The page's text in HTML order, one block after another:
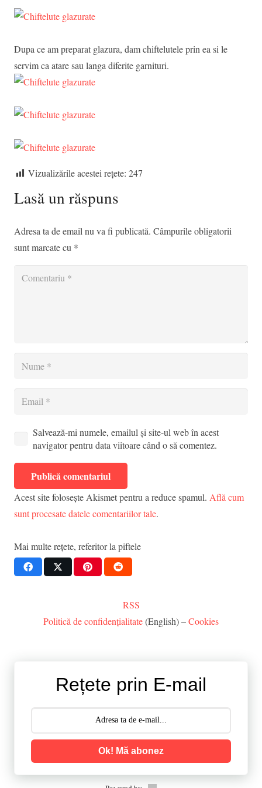
Dupa ce am preparat glazura, dam chiftelutele prin ea si le
servim ca atare sau langa diferite garnituri.
Vizualizările acestei rețete: 247
Lasă un răspuns
Adresa ta de email nu va fi publicată. Câmpurile obligatorii
sunt marcate cu *
Salvează-mi numele, emailul și site-ul web în acest
navigator pentru data viitoare când o să comentez.
Publică comentariul
Acest site folosește Akismet pentru a reduce spamul. Află cum
sunt procesate datele comentariilor tale.
Mai multe rețete, referitor la piftele
RSS
Politică de confidențialitate(English) –Cookies
Rețete prin E-mail
Ok! Mă abonez